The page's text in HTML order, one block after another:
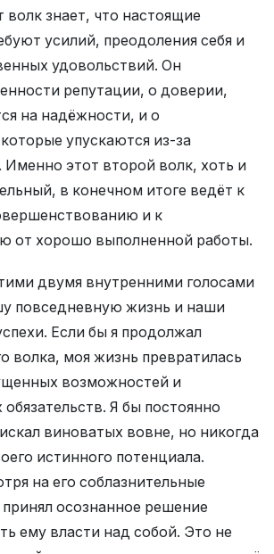
волк знает, что настоящие
усилий, преодоления себя и
удовольствий. Он
репутации, о доверии,
на надёжности, и о
упускаются из-за
Именно этот второй волк, хоть и
в конечном итоге ведёт к
и к
от хорошо выполненной работы.
двумя внутренними голосами
повседневную жизнь и наши
Если бы я продолжал
волка, моя жизнь превратилась
возможностей и
Я бы постоянно
виноватых вовне, но никогда
истинного потенциала.
на его соблазнительные
осознанное решение
ему власти над собой. Это не